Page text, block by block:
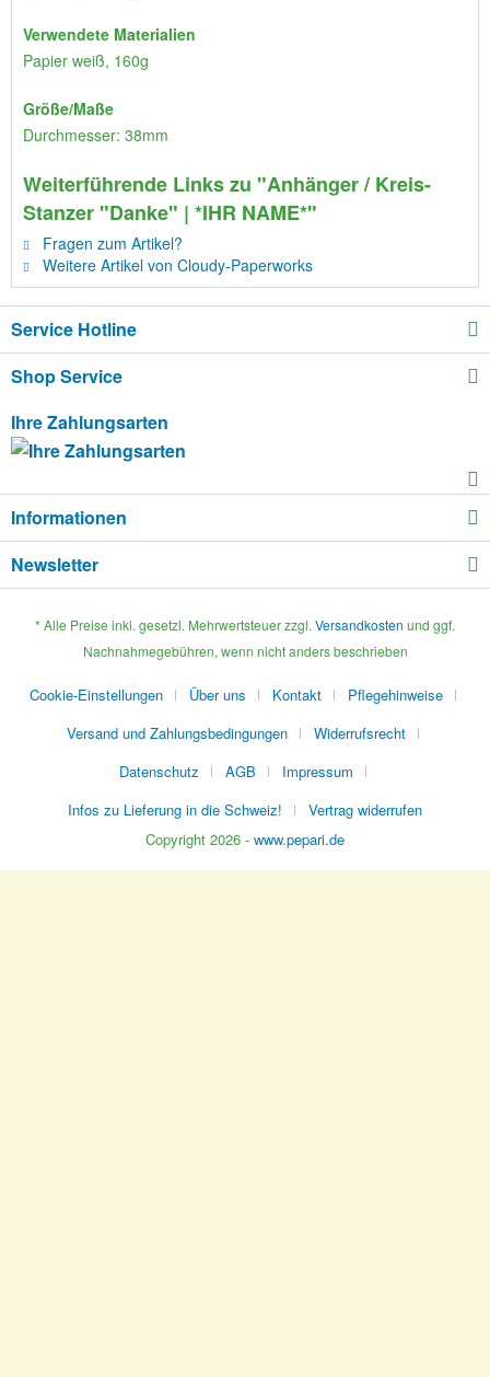
Verwendete Materialien
Papier weiß, 160g
Größe/Maße
Durchmesser: 38mm
Weiterführende Links zu "Anhänger / Kreis-
Stanzer "Danke" | *IHR NAME*"
Fragen zum Artikel?
Weitere Artikel von Cloudy-Paperworks
Service Hotline
Shop Service
Ihre Zahlungsarten
Informationen
Newsletter
* Alle Preise inkl. gesetzl. Mehrwertsteuer zzgl. Versandkosten und ggf.
Nachnahmegebühren, wenn nicht anders beschrieben
Cookie-Einstellungen Über uns Kontakt
Pflegehinweise
Versand und Zahlungsbedingungen
Widerrufsrecht
Datenschutz
AGB
Impressum
Infos zu Lieferung in die Schweiz!
Vertrag widerrufen
Copyright 2026 - www.pepari.de